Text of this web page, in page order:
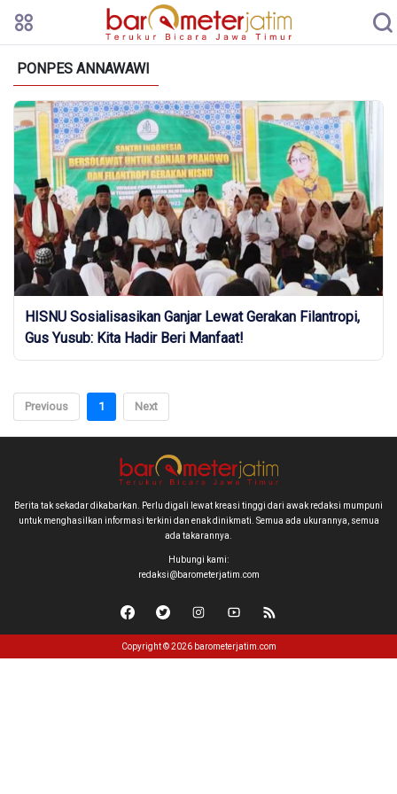
PONPES ANNAWAWI
HISNU Sosialisasikan Ganjar Lewat Gerakan Filantropi,
Gus Yusub: Kita Hadir Beri Manfaat!
Previous 1 Next
Berita tak sekadar dikabarkan. Perlu digali lewat kreasi tinggi dari awak redaksi mumpuni
untuk menghasilkan informasi terkini dan enak dinikmati. Semua ada ukurannya, semua
ada takarannya.
Hubungi kami:
redaksi@barometerjatim.com
Copyright © 2026 barometerjatim.com